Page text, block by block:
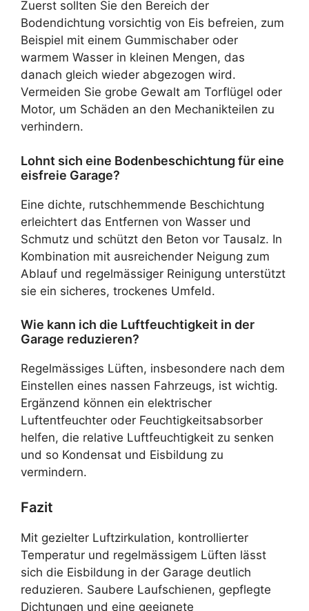
Zuerst sollten Sie den Bereich der
Bodendichtung vorsichtig von Eis befreien, zum
Beispiel mit einem Gummischaber oder
warmem Wasser in kleinen Mengen, das
danach gleich wieder abgezogen wird.
Vermeiden Sie grobe Gewalt am Torflügel oder
Motor, um Schäden an den Mechanikteilen zu
verhindern.
Lohnt sich eine Bodenbeschichtung für eine
eisfreie Garage?
Eine dichte, rutschhemmende Beschichtung
erleichtert das Entfernen von Wasser und
Schmutz und schützt den Beton vor Tausalz. In
Kombination mit ausreichender Neigung zum
Ablauf und regelmässiger Reinigung unterstützt
sie ein sicheres, trockenes Umfeld.
Wie kann ich die Luftfeuchtigkeit in der
Garage reduzieren?
Regelmässiges Lüften, insbesondere nach dem
Einstellen eines nassen Fahrzeugs, ist wichtig.
Ergänzend können ein elektrischer
Luftentfeuchter oder Feuchtigkeitsabsorber
helfen, die relative Luftfeuchtigkeit zu senken
und so Kondensat und Eisbildung zu
vermindern.
Fazit
Mit gezielter Luftzirkulation, kontrollierter
Temperatur und regelmässigem Lüften lässt
sich die Eisbildung in der Garage deutlich
reduzieren. Saubere Laufschienen, gepflegte
Dichtungen und eine geeignete